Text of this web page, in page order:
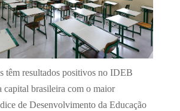
têm resultados positivos no IDEB
brasileira com o maior
de Desenvolvimento da Educação